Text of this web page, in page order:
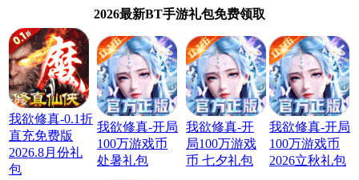
2026最新BT手游礼包免费领取
我欲修真-0.1折
直充免费版
2026.8月份礼
包
我欲修真-开局
100万游戏币
处暑礼包
我欲修真-开
局100万游戏
币 七夕礼包
我欲修真-开局
100万游戏币
2026立秋礼包